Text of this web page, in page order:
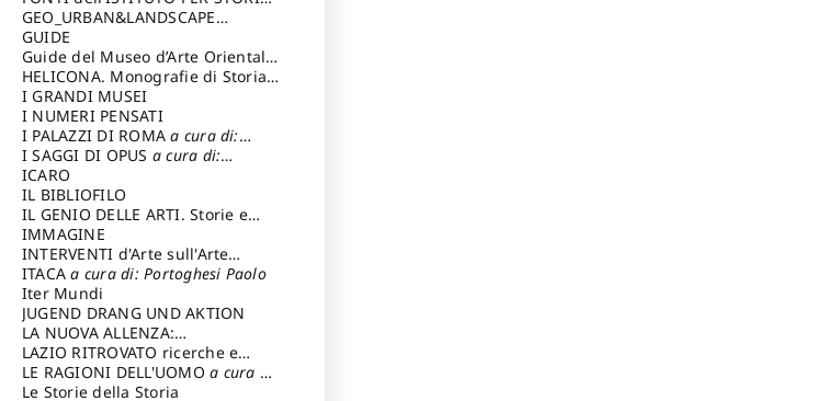
DEL RISORGIMENTO
GEO_URBAN&LANDSCAPE
PLANNING (GULP)
Trusiani Elio
GUIDE
Guide del Museo d’Arte Orientale
“Giuseppe Tucci”
HELICONA. Monografie di Storia
dell'Artea cura di: Gallo Marco
I GRANDI MUSEI
I NUMERI PENSATI
I PALAZZI DI ROMAa cura di:
Ippoliti Alessandro
I SAGGI DI OPUS a cura di:
Scalesse Tommaso
ICARO
IL BIBLIOFILO
IL GENIO DELLE ARTI. Storie e
interpretazione
IMMAGINE
INTERVENTI d'Arte sull'Arte
dedicata alla cultura della
conservazione d’arte
Fondazione Paola Droghetti onlus
ITACAa cura di: Portoghesi Paolo
Iter Mundi
JUGEND DRANG UND AKTION
LA NUOVA ALLENZA:
ARCHITETTURA & AMBIENTE
LAZIO RITROVATO ricerche e
restauri
LE RAGIONI DELL'UOMOa cura di:
Lombardi Satriani Luigi
Le Storie della Storia